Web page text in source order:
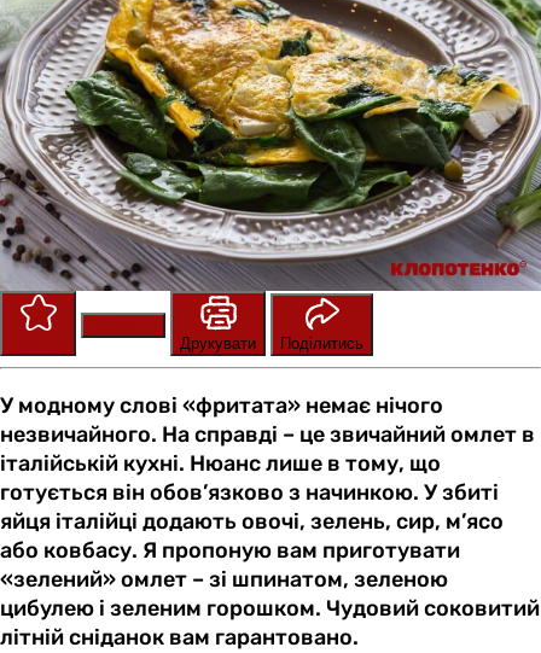
Друкувати
Поділитись
У модному слові «фритата» немає нічого
незвичайного. На справді – це звичайний омлет в
італійській кухні. Нюанс лише в тому, що
готується він обов’язково з начинкою. У збиті
яйця італійці додають овочі, зелень, сир, м’ясо
або ковбасу. Я пропоную вам приготувати
«зелений» омлет – зі шпинатом, зеленою
цибулею і зеленим горошком. Чудовий соковитий
літній сніданок вам гарантовано.